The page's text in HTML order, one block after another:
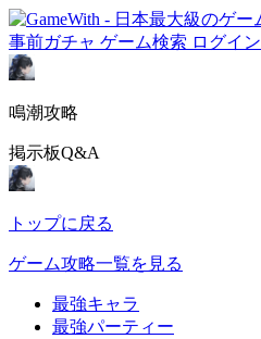
事前ガチャ ゲーム検索 ログイン
鳴潮攻略
掲示板Q&A
トップに戻る
ゲーム攻略一覧を見る
最強キャラ
最強パーティー